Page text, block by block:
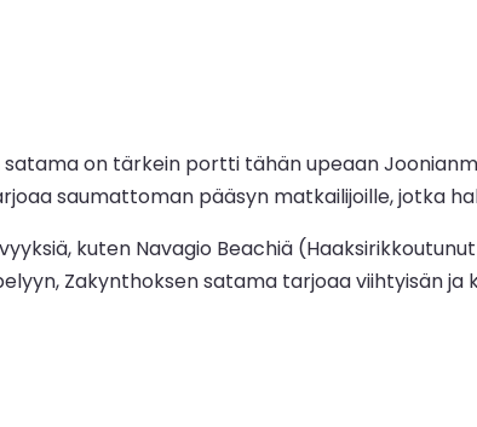
on tärkein portti tähän upeaan
saumattoman pääsyn matkailijoille, jotka
kuten Navagio Beachiä
Zakynthoksen satama tarjoaa viihtyisän